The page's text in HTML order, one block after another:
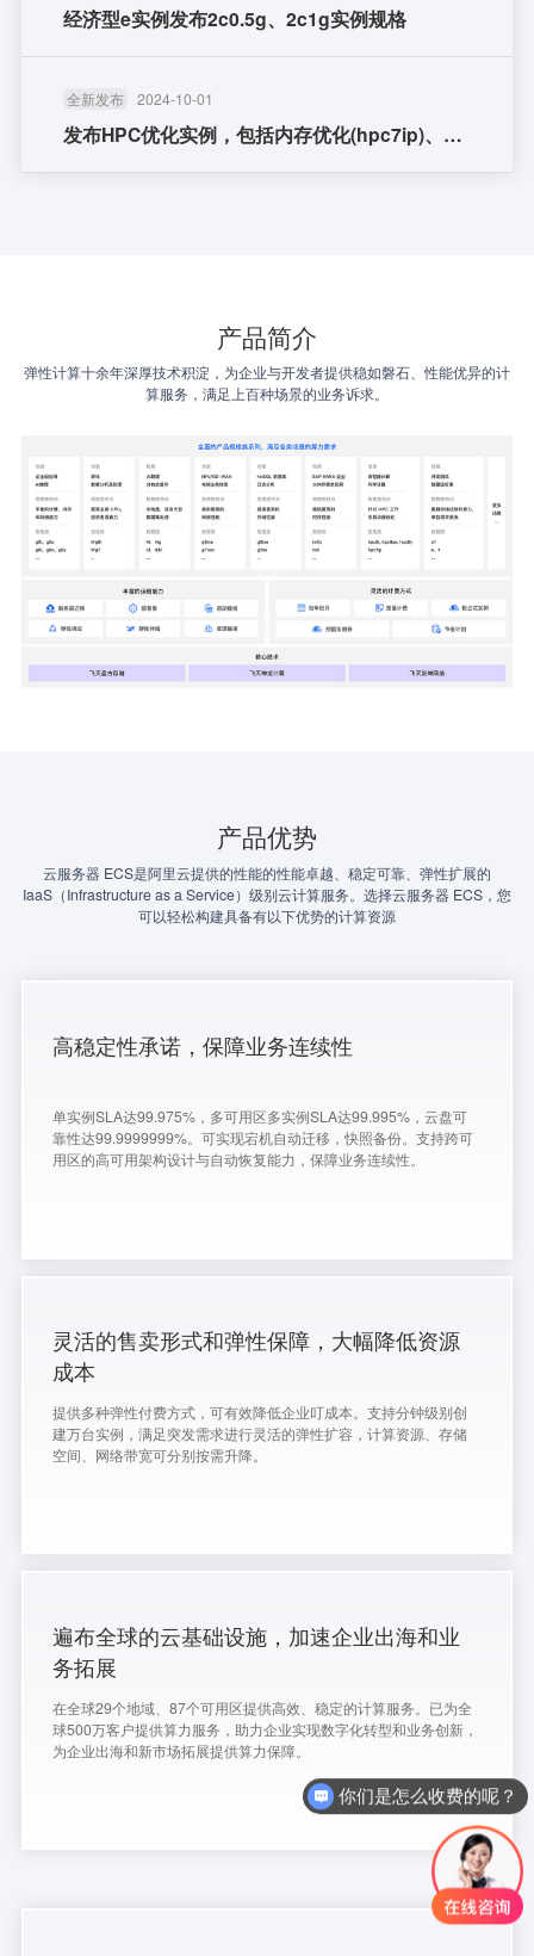
经济型e实例发布2c0.5g、2c1g实例规格
全新发布 2024-10-01
发布HPC优化实例，包括内存优化(hpc7ip)、内
产品简介
弹性计算十余年深厚技术积淀，为企业与开发者提供稳如磐石、性能优异的计
算服务，满足上百种场景的业务诉求。
产品优势
云服务器 ECS是阿里云提供的性能的性能卓越、稳定可靠、弹性扩展的
IaaS（Infrastructure as a Service）级别云计算服务。选择云服务器 ECS，您
可以轻松构建具备有以下优势的计算资源
高稳定性承诺，保障业务连续性
单实例SLA达99.975%，多可用区多实例SLA达99.995%，云盘可
靠性达99.9999999%。可实现宕机自动迁移，快照备份。支持跨可
用区的高可用架构设计与自动恢复能力，保障业务连续性。
灵活的售卖形式和弹性保障，大幅降低资源
成本
提供多种弹性付费方式，可有效降低企业叮成本。支持分钟级别创
建万台实例，满足突发需求进行灵活的弹性扩容，计算资源、存储
空间、网络带宽可分别按需升降。
遍布全球的云基础设施，加速企业出海和业
务拓展
在全球29个地域、87个可用区提供高效、稳定的计算服务。已为全
球500万客户提供算力服务，助力企业实现数字化转型和业务创新，
为企业出海和新市场拓展提供算力保障。
你们是怎么收费的呢？